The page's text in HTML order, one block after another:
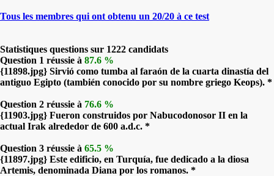
Tous les membres qui ont obtenu un 20/20 à ce test
Statistiques questions sur 1222 candidats
Question 1 réussie à 87.6 %
{11898.jpg} Sirvió como tumba al faraón de la cuarta dinastía del
antiguo Egipto (también conocido por su nombre griego Keops). *
Question 2 réussie à 76.6 %
{11903.jpg} Fueron construidos por Nabucodonosor II en la
actual Irak alrededor de 600 a.d.c. *
Question 3 réussie à 65.5 %
{11897.jpg} Este edificio, en Turquía, fue dedicado a la diosa
Artemis, denominada Diana por los romanos. *